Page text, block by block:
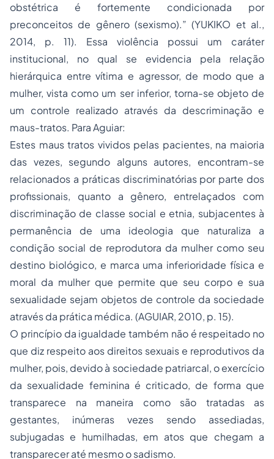
obstétrica é fortemente condicionada por
preconceitos de gênero (sexismo).” (YUKIKO et al.,
2014, p. 11). Essa violência possui um caráter
institucional, no qual se evidencia pela relação
hierárquica entre vítima e agressor, de modo que a
mulher, vista como um ser inferior, torna-se objeto de
um controle realizado através da descriminação e
maus-tratos. Para Aguiar:
Estes maus tratos vividos pelas pacientes, na maioria
das vezes, segundo alguns autores, encontram-se
relacionados a práticas discriminatórias por parte dos
profissionais, quanto a gênero, entrelaçados com
discriminação de classe social e etnia, subjacentes à
permanência de uma ideologia que naturaliza a
condição social de reprodutora da mulher como seu
destino biológico, e marca uma inferioridade física e
moral da mulher que permite que seu corpo e sua
sexualidade sejam objetos de controle da sociedade
através da prática médica. (AGUIAR, 2010, p. 15).
O princípio da igualdade também não é respeitado no
que diz respeito aos direitos sexuais e reprodutivos da
mulher, pois, devido à sociedade patriarcal, o exercício
da sexualidade feminina é criticado, de forma que
transparece na maneira como são tratadas as
gestantes, inúmeras vezes sendo assediadas,
subjugadas e humilhadas, em atos que chegam a
transparecer até mesmo o sadismo.